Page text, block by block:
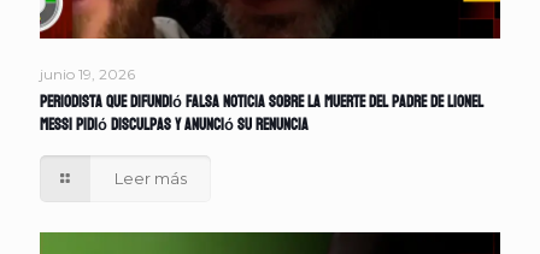
junio 19, 2026
Periodista que difundió falsa noticia sobre la muerte del padre de Lionel
Messi pidió disculpas y anunció su renuncia
Leer más